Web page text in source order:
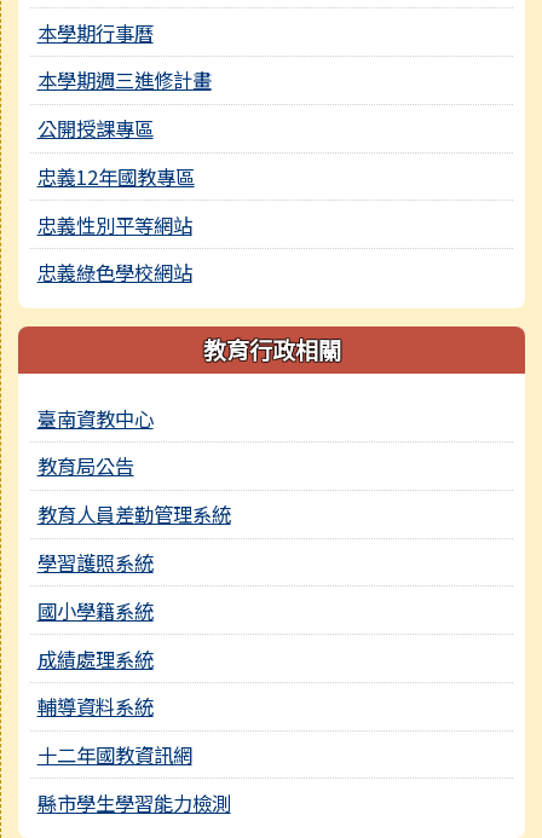
本學期行事曆
本學期週三進修計畫
公開授課專區
忠義12年國教專區
忠義性別平等網站
忠義綠色學校網站
教育行政相關
臺南資教中心
教育局公告
教育人員差勤管理系統
學習護照系統
國小學籍系統
成績處理系統
輔導資料系統
十二年國教資訊網
縣市學生學習能力檢測